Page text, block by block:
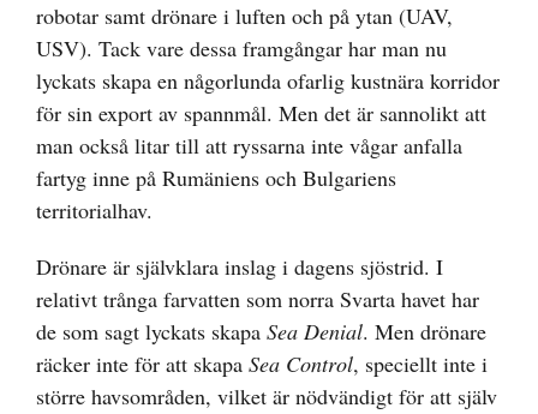
robotar samt drönare i luften och på ytan (UAV,
USV). Tack vare dessa framgångar har man nu
lyckats skapa en någorlunda ofarlig kustnära korridor
för sin export av spannmål. Men det är sannolikt att
man också litar till att ryssarna inte vågar anfalla
fartyg inne på Rumäniens och Bulgariens
territorialhav.
Drönare är självklara inslag i dagens sjöstrid. I
relativt trånga farvatten som norra Svarta havet har
de som sagt lyckats skapa Sea Denial. Men drönare
räcker inte för att skapa Sea Control, speciellt inte i
större havsområden, vilket är nödvändigt för att själv